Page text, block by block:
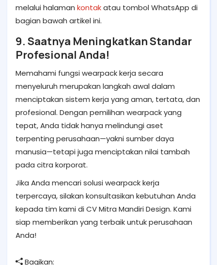
melalui halaman kontakatau tombol WhatsApp di
bagian bawah artikel ini.
9. Saatnya Meningkatkan Standar
Profesional Anda!
Memahami fungsi wearpack kerja secara
menyeluruh merupakan langkah awal dalam
menciptakan sistem kerja yang aman, tertata, dan
profesional. Dengan pemilihan wearpack yang
tepat, Anda tidak hanya melindungi aset
terpenting perusahaan—yakni sumber daya
manusia—tetapi juga menciptakan nilai tambah
pada citra korporat.
Jika Anda mencari solusi wearpack kerja
terpercaya, silakan konsultasikan kebutuhan Anda
kepada tim kami di CV Mitra Mandiri Design. Kami
siap memberikan yang terbaik untuk perusahaan
Anda!
Bagikan: